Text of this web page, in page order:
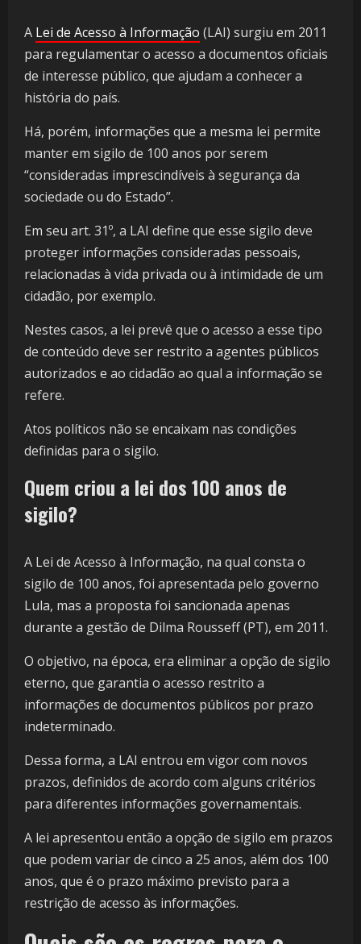
A Lei de Acesso à Informação (LAI) surgiu em 2011
para regulamentar o acesso a documentos oficiais
de interesse público, que ajudam a conhecer a
história do país.
Há, porém, informações que a mesma lei permite
manter em sigilo de 100 anos por serem
“consideradas imprescindíveis à segurança da
sociedade ou do Estado”.
Em seu art. 31º, a LAI define que esse sigilo deve
proteger informações consideradas pessoais,
relacionadas à vida privada ou à intimidade de um
cidadão, por exemplo.
Nestes casos, a lei prevê que o acesso a esse tipo
de conteúdo deve ser restrito a agentes públicos
autorizados e ao cidadão ao qual a informação se
refere.
Atos políticos não se encaixam nas condições
definidas para o sigilo.
Quem criou a lei dos 100 anos de
sigilo?
A Lei de Acesso à Informação, na qual consta o
sigilo de 100 anos, foi apresentada pelo governo
Lula, mas a proposta foi sancionada apenas
durante a gestão de Dilma Rousseff (PT), em 2011.
O objetivo, na época, era eliminar a opção de sigilo
eterno, que garantia o acesso restrito a
informações de documentos públicos por prazo
indeterminado.
Dessa forma, a LAI entrou em vigor com novos
prazos, definidos de acordo com alguns critérios
para diferentes informações governamentais.
A lei apresentou então a opção de sigilo em prazos
que podem variar de cinco a 25 anos, além dos 100
anos, que é o prazo máximo previsto para a
restrição de acesso às informações.